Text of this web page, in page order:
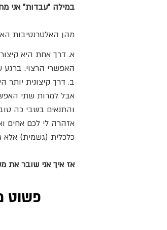
במילה "עבדות" אני
מהן האלטרנטיבות
א. דרך אחת היא
האפשרי הרצוי. ברגע
ב. דרך קיצונית יותר
אבל למרות שתי
והתנאים בשבי כה
אזהרה לי לכם אחים
כלכלית (גשמית) אלא
אז איך אני שובר את
פשוט מאוד,